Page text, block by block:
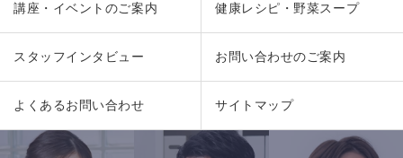
講座・イベントのご案内 健康レシピ・野菜スープ
スタッフインタビュー お問い合わせのご案内
よくあるお問い合わせ サイトマップ